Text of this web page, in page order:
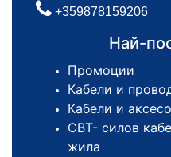
+359878159206
Най-
Промоции
Кабели и
Кабели и
СВТ- силов
жила